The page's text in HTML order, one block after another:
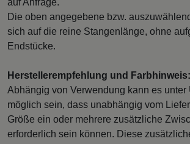
auf Anfrage.
Die oben angegebene bzw.
sich auf die reine Stangenlänge, ohne
Endstücke.
Herstellerempfehlung und Farbhinweis:
Abhängig von Verwendung kann es unter
möglich sein, dass unabhängig vom
Größe ein oder mehrere zusätzliche
erforderlich sein können. Diese